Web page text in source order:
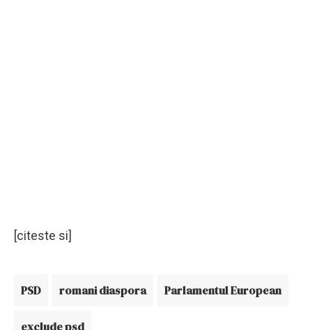
[citeste si]
PSD romani diaspora Parlamentul European
exclude psd